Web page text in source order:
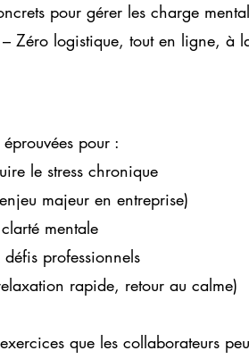
pour gérer les charge
Zéro logistique, tout en ligne, à
pour :
le stress chronique
majeur en entreprise)
mentale
professionnels
rapide, retour au calme)
que les collaborateurs